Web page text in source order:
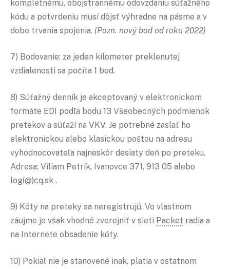
kompletnému, obojstrannému odovzdaniu súťažného
kódu a potvrdeniu musí dôjsť výhradne na pásme a v
dobe trvania spojenia. (Pozn. nový bod od roku 2022)
7) Bodovanie: za jeden kilometer preklenutej
vzdialenosti sa počíta 1 bod.
8) Súťažný denník je akceptovaný v elektronickom
formáte EDI podľa bodu 13 Všeobecných podmienok
pretekov a súťaží na VKV. Je potrebné zaslať ho
elektronickou alebo klasickou poštou na adresu
vyhodnocovateľa najneskôr desiaty deň po preteku.
Adresa: Viliam Petrík, Ivanovce 371, 913 05 alebo
log(@)cq.sk .
9) Kóty na preteky sa neregistrujú. Vo vlastnom
záujme je však vhodné zverejniť v sieti Packet radia a
na Internete obsadenie kóty.
10) Pokiaľ nie je stanovené inak, platia v ostatnom